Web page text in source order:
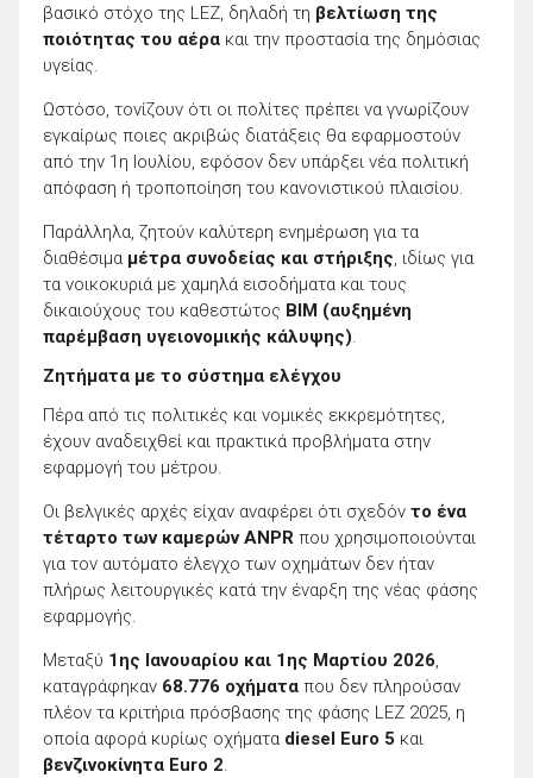
βασικό στόχο της LEZ, δηλαδή τη βελτίωση της
ποιότητας του αέρα και την προστασία της δημόσιας
υγείας.
Ωστόσο, τονίζουν ότι οι πολίτες πρέπει να γνωρίζουν
εγκαίρως ποιες ακριβώς διατάξεις θα εφαρμοστούν
από την 1η Ιουλίου, εφόσον δεν υπάρξει νέα πολιτική
απόφαση ή τροποποίηση του κανονιστικού πλαισίου.
Παράλληλα, ζητούν καλύτερη ενημέρωση για τα
διαθέσιμα μέτρα συνοδείας και στήριξης, ιδίως για
τα νοικοκυριά με χαμηλά εισοδήματα και τους
δικαιούχους του καθεστώτος BIM (αυξημένη
παρέμβαση υγειονομικής κάλυψης).
Ζητήματα με το σύστημα ελέγχου
Πέρα από τις πολιτικές και νομικές εκκρεμότητες,
έχουν αναδειχθεί και πρακτικά προβλήματα στην
εφαρμογή του μέτρου.
Οι βελγικές αρχές είχαν αναφέρει ότι σχεδόν το ένα
τέταρτο των καμερών ANPR που χρησιμοποιούνται
για τον αυτόματο έλεγχο των οχημάτων δεν ήταν
πλήρως λειτουργικές κατά την έναρξη της νέας φάσης
εφαρμογής.
Μεταξύ 1ης Ιανουαρίου και 1ης Μαρτίου 2026,
καταγράφηκαν 68.776 οχήματα που δεν πληρούσαν
πλέον τα κριτήρια πρόσβασης της φάσης LEZ 2025, η
οποία αφορά κυρίως οχήματα diesel Euro 5 και
βενζινοκίνητα Euro 2.